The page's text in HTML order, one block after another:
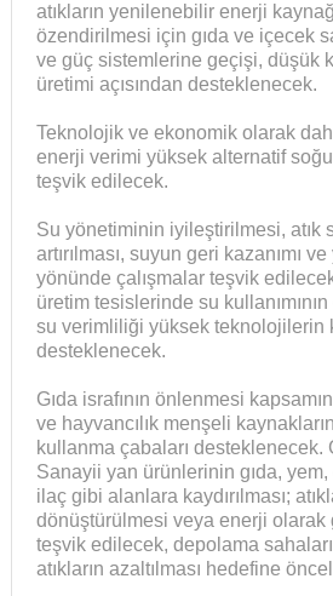
atıkların yenilenebilir enerji
özendirilmesi için gıda ve içecek
ve güç sistemlerine geçişi, düşük
üretimi açısından desteklenecek.
Teknolojik ve ekonomik olarak
enerji verimi yüksek alternatif
teşvik edilecek.
Su yönetiminin iyileştirilmesi, atık
artırılması, suyun geri kazanımı
yönünde çalışmalar teşvik
üretim tesislerinde su
su verimliliği yüksek teknolojilerin
desteklenecek.
Gıda israfının önlenmesi
ve hayvancılık menşeli
kullanma çabaları desteklenecek.
Sanayii yan ürünlerinin gıda,
ilaç gibi alanlara kaydırılması;
dönüştürülmesi veya enerji olarak
teşvik edilecek, depolama
atıkların azaltılması hedefine